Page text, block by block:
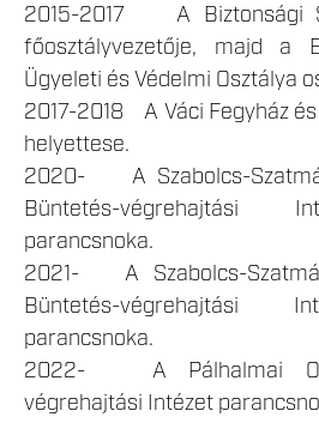
2015-2017 A Biztonsági
főosztályvezetője, majd a
Ügyeleti és Védelmi Osztálya
2017-2018 A Váci Fegyház
helyettese.
2020- A Szabolcs-
Büntetés-végrehajtási
parancsnoka.
2021- A Szabolcs-
Büntetés-végrehajtási
parancsnoka.
2022- A Pálhalmai
végrehajtási Intézet